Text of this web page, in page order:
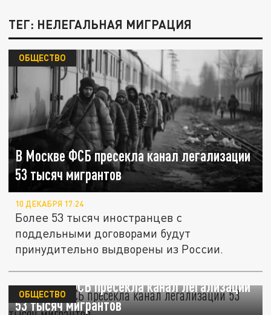
ТЕГ: НЕЛЕГАЛЬНАЯ МИГРАЦИЯ
В Москве ФСБ пресекла канал легализации
53 тысяч мигрантов
ОБЩЕСТВО
10 ДЕКАБРЯ 17:24
Более 53 тысяч иностранцев с
поддельными договорами будут
принудительно выдворены из России.
В Москве ФСБ пресекла канал легализации
53 тысяч мигрантов
ОБЩЕСТВО